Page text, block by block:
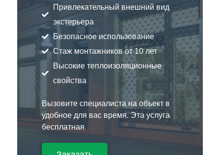
Привлекательный внешний вид
экстерьера
Безопасное использование
Стаж монтажников от 10 лет
Высокие теплоизоляционные
свойства
Вызовите специалиста на объект в
удобное для вас время. Эта услуга
бесплатная